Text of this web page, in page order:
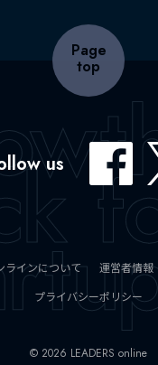
Page
top
us
ラインについて 運営者情報
プライバシーポリシー
© 2026 LEADERS online